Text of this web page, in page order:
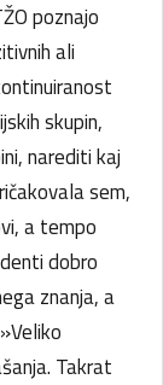
poznajo
ali
skupin,
narediti kaj
sem,
a tempo
dobro
znanja, a
Takrat